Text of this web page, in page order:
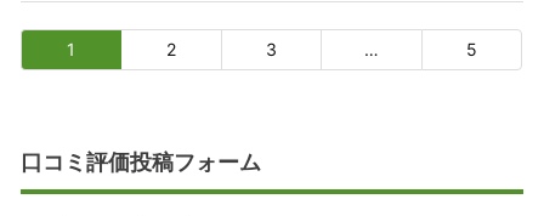
1 2 3 … 5
口コミ評価投稿フォーム